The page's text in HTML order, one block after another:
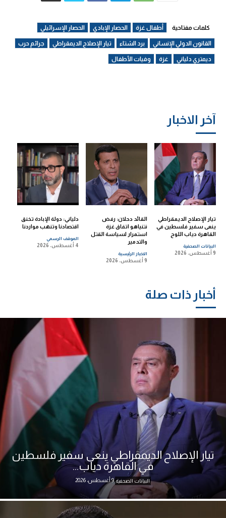
آخر الاخبار
تيار الإصلاح الديمقراطي
ينعى سفير فلسطين في
القاهرة دياب اللوح
البيانات الصحفية
9 أغسطس، 2026
القائد دحلان: رفض
نتنياهو اتفاق غزة
استمرار لسياسة القتل
والتدمير
الاخبار الرئيسية
9 أغسطس، 2026
دلياني: دولة الإبادة تخنق
اقتصادنا وتنهب مواردنا
الموقف الرسمي
4 أغسطس، 2026
كلمات مفتاحية أطفال غزة الحصار الإبادي الحصار الإسرائيلي
القانون الدولي الإنساني برد الشتاء تيار الإصلاح الديمقراطي جرائم حرب
ديمتري دلياني غزة وفيات الأطفال
أخبار ذات صلة
تيار الإصلاح الديمقراطي ينعى سفير فلسطين
في القاهرة دياب...
البيانات الصحفية 9 أغسطس، 2026